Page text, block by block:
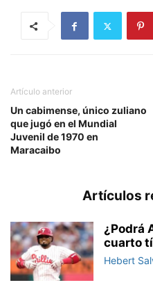
Artículo anterior
Un cabimense, único zuliano
que jugó en el Mundial
Juvenil de 1970 en
Maracaibo
Artículos
¿Podrá
cuarto
Hebert